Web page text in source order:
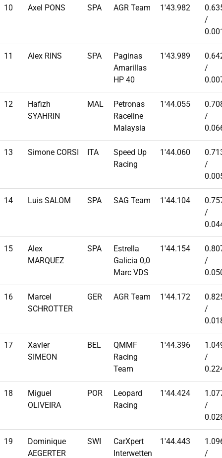
10 Axel PONS SPA AGR Team 1'43.982
/
11 Alex RINS SPA
Paginas
Amarillas
HP 40
1'43.989
/
12
Hafizh
SYAHRIN
MAL
Petronas
Raceline
Malaysia
1'44.055
/
13 Simone CORSI ITA
Speed Up
Racing
1'44.060
/
14 Luis SALOM SPA SAG Team 1'44.104
/
15
Alex
MARQUEZ
SPA
Estrella
Galicia 0,0
Marc VDS
1'44.154
/
16
Marcel
SCHROTTER
GER AGR Team 1'44.172
/
17
Xavier
SIMEON
BEL
QMMF
Racing
Team
1'44.396
/
18
Miguel
OLIVEIRA
POR
Leopard
Racing
1'44.424
/
19
Dominique
AEGERTER
SWI
CarXpert
Interwetten
1'44.443
/